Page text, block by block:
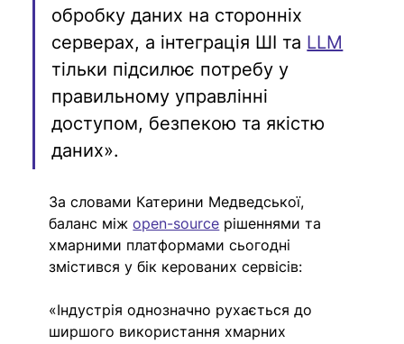
обробку даних на сторонніх
серверах, а інтеграція ШІ та LLM
тільки підсилює потребу у
правильному управлінні
доступом, безпекою та якістю
даних».
За словами Катерини Медведської,
баланс між open-source рішеннями та
хмарними платформами сьогодні
змістився у бік керованих сервісів:
«Індустрія однозначно рухається до
ширшого використання хмарних